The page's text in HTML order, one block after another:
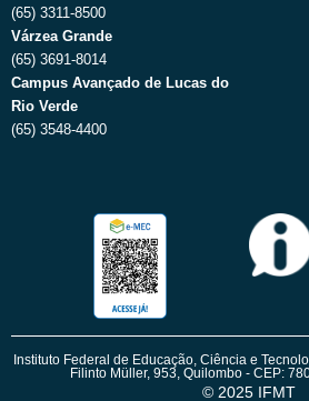
(65) 3311-8500
Várzea Grande
(65) 3691-8014
Campus Avançado de Lucas do
Rio Verde
(65) 3548-4400
Instituto Federal de Educação, Ciência e
Filinto Müller, 953, Quilombo - CEP:
© 2025 IFMT